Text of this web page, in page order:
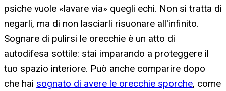
psiche vuole «lavare via» quegli echi. Non si tratta di
negarli, ma di non lasciarli risuonare all'infinito.
Sognare di pulirsi le orecchie è un atto di
autodifesa sottile: stai imparando a proteggere il
tuo spazio interiore. Può anche comparire dopo
che hai sognato di avere le orecchie sporche, come